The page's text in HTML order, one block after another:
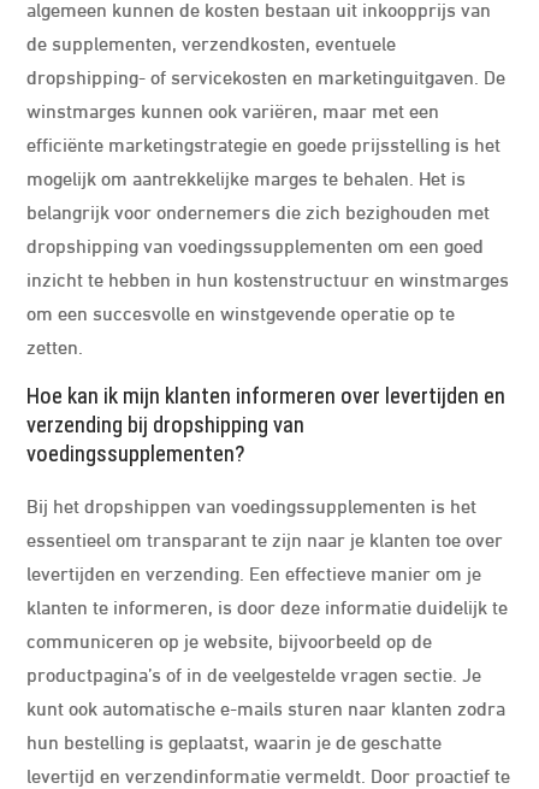
algemeen kunnen de kosten bestaan uit inkoopprijs van
de supplementen, verzendkosten, eventuele
dropshipping- of servicekosten en marketinguitgaven. De
winstmarges kunnen ook variëren, maar met een
efficiënte marketingstrategie en goede prijsstelling is het
mogelijk om aantrekkelijke marges te behalen. Het is
belangrijk voor ondernemers die zich bezighouden met
dropshipping van voedingssupplementen om een goed
inzicht te hebben in hun kostenstructuur en winstmarges
om een succesvolle en winstgevende operatie op te
zetten.
Hoe kan ik mijn klanten informeren over levertijden en
verzending bij dropshipping van
voedingssupplementen?
Bij het dropshippen van voedingssupplementen is het
essentieel om transparant te zijn naar je klanten toe over
levertijden en verzending. Een effectieve manier om je
klanten te informeren, is door deze informatie duidelijk te
communiceren op je website, bijvoorbeeld op de
productpagina’s of in de veelgestelde vragen sectie. Je
kunt ook automatische e-mails sturen naar klanten zodra
hun bestelling is geplaatst, waarin je de geschatte
levertijd en verzendinformatie vermeldt. Door proactief te